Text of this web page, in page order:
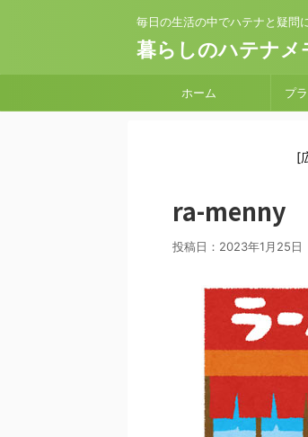
毎日の生活の中でハテナと疑問
暮らしのハテナメ
ホーム プ
[
ra-menny
投稿日： 2023年1月25日